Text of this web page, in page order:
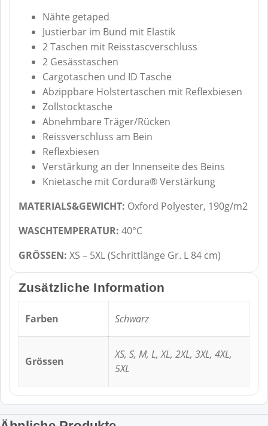
Nähte getaped
Justierbar im Bund mit Elastik
2 Taschen mit Reisstascverschluss
2 Gesässtaschen
Cargotaschen und ID Tasche
Abzippbare Holstertaschen mit Reflexbiesen
Zollstocktasche
Abnehmbare Träger/Rücken
Reissverschluss am Bein
Reflexbiesen
Verstärkung an der Innenseite des Beins
Knietasche mit Cordura® Verstärkung
MATERIALS&GEWICHT: Oxford Polyester, 190g/m2
WASCHTEMPERATUR: 40°C
GRÖSSEN: XS – 5XL (Schrittlänge Gr. L 84 cm)
Zusätzliche Information
Farben Schwarz
Grössen
XS, S, M, L, XL, 2XL, 3XL, 4XL,
5XL